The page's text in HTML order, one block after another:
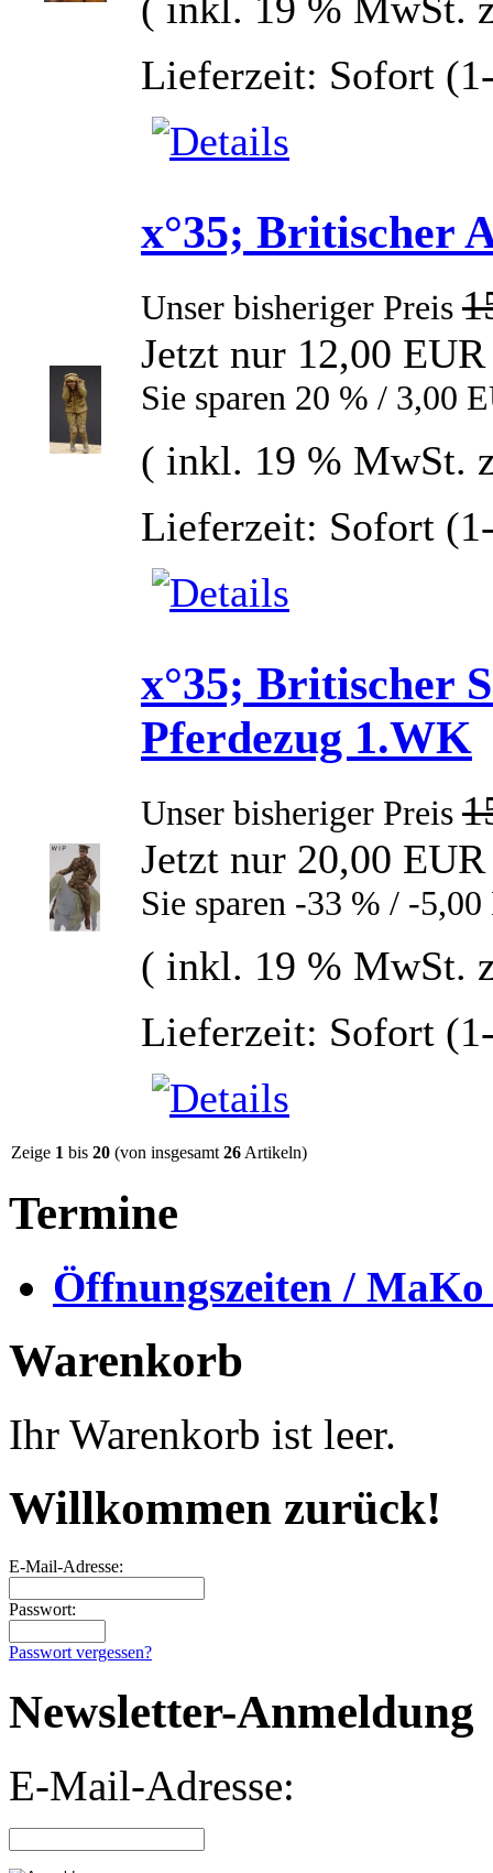
Lieferzeit: Sofort
x°35; Britischer
Unser bisheriger Preis
Jetzt nur 12,00 EUR
Sie sparen 20 % / 3,00
( inkl. 19 % MwSt.
Lieferzeit: Sofort
x°35; Britischer
Pferdezug 1.WK
Unser bisheriger Preis
Jetzt nur 20,00 EUR
Sie sparen -33 % / -
( inkl. 19 % MwSt.
Lieferzeit: Sofort
Zeige 1 bis 20 (von insgesamt 26 Artikeln)
Termine
Öffnungszeiten /
Warenkorb
Ihr Warenkorb ist leer.
Willkommen zurück!
E-Mail-Adresse:
Passwort:
Passwort vergessen?
Newsletter-Anmeldung
E-Mail-Adresse: